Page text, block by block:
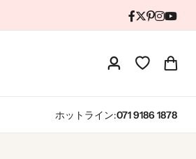
ホットライン:071 9186 1878